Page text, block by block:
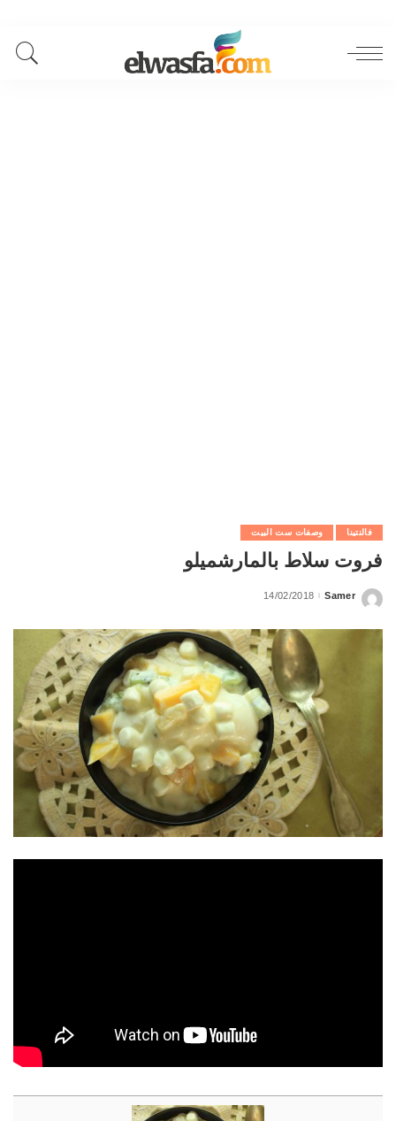
فالنتينا وصفات ست البيت
فروت سلاط بالمارشميلو
Posted
Samer
14/02/2018